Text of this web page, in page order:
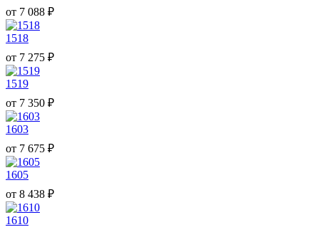
от 7 088 ₽
1518
от 7 275 ₽
1519
от 7 350 ₽
1603
от 7 675 ₽
1605
от 8 438 ₽
1610